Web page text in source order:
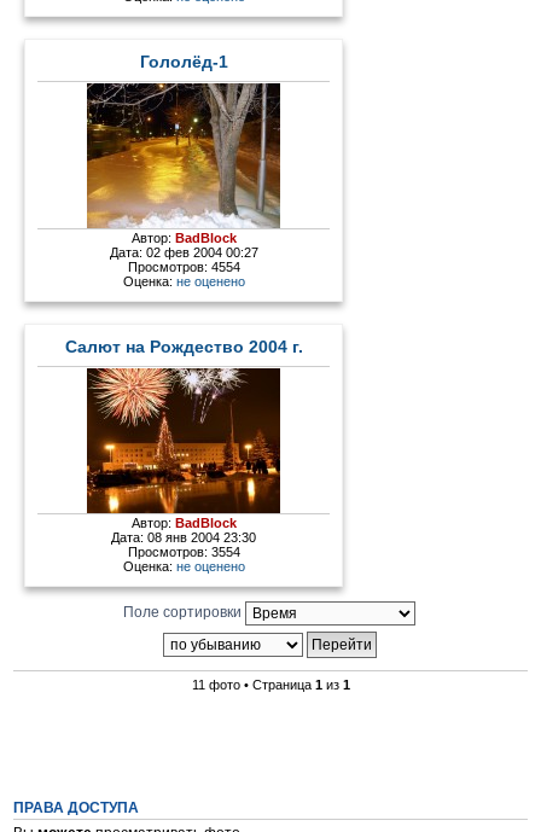
Гололёд-1
Автор: BadBlock
Дата: 02 фев 2004 00:27
Просмотров: 4554
Оценка: не оценено
Салют на Рождество 2004 г.
Автор: BadBlock
Дата: 08 янв 2004 23:30
Просмотров: 3554
Оценка: не оценено
Поле сортировки
11 фото • Страница 1из 1
ПРАВА ДОСТУПА